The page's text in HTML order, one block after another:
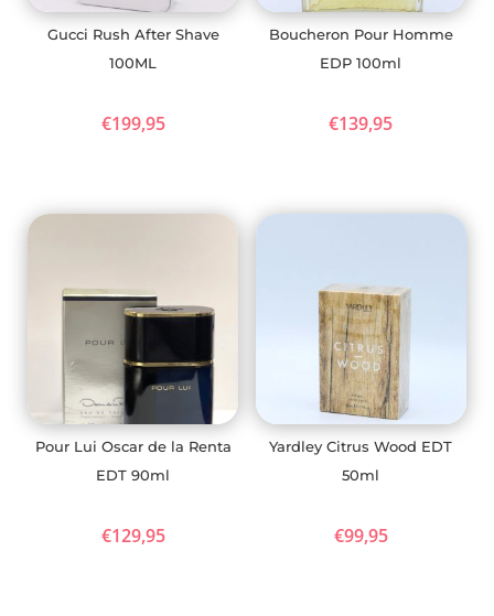
Gucci Rush After Shave
100ML
€199,95
Boucheron Pour Homme
EDP 100ml
€139,95
Pour Lui Oscar de la Renta
EDT 90ml
€129,95
Yardley Citrus Wood EDT
50ml
€99,95